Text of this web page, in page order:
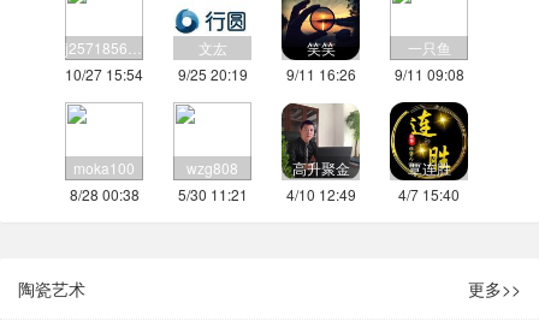
10/27 15:54
文厷
9/25 20:19
笑笑
9/11 16:26
一只鱼
9/11 09:08
moka100
8/28 00:38
wzg808
5/30 11:21
高升聚金
4/10 12:49
覃连胜
4/7 15:40
陶瓷艺术 更多>>